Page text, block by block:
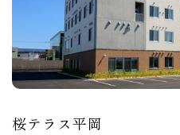
桜テラス平岡